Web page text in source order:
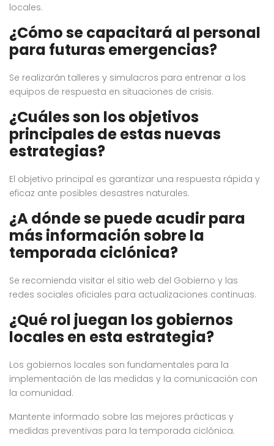
locales.
¿Cómo se capacitará al personal
para futuras emergencias?
Se realizarán talleres y simulacros para entrenar a los
equipos de respuesta en situaciones de crisis.
¿Cuáles son los objetivos
principales de estas nuevas
estrategias?
El objetivo principal es garantizar una respuesta rápida y
eficaz ante posibles desastres naturales.
¿A dónde se puede acudir para
más información sobre la
temporada ciclónica?
Se recomienda visitar el sitio web del Gobierno y las
redes sociales oficiales para actualizaciones continuas.
¿Qué rol juegan los gobiernos
locales en esta estrategia?
Los gobiernos locales son fundamentales para la
implementación de las medidas y la comunicación con
la comunidad.
Mantente informado sobre las mejores prácticas y
medidas preventivas para la temporada ciclónica.